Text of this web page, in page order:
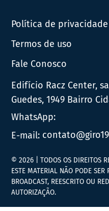
Política de privacidade
Termos de uso
Fale Conosco
Edifício Racz Center,
Guedes, 1949 Bairro
WhatsApp:
E-mail:
© 2026 | TODOS OS DIREITOS
ESTE MATERIAL NÃO PODE
BROADCAST, REESCRITO OU
AUTORIZAÇÃO.